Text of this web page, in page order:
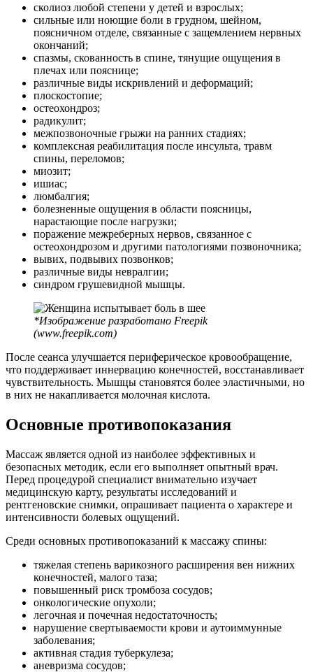
сколиоз любой степени у детей и взрослых;
сильные или ноющие боли в грудном, шейном,
поясничном отделе, связанные с защемлением нервных
окончаний;
спазмы, скованность в спине, тянущие ощущения в
плечах или пояснице;
различные виды искривлений и деформаций;
плоскостопие;
остеохондроз;
радикулит;
межпозвоночные грыжи на ранних стадиях;
комплексная реабилитация после инсульта, травм
спины, переломов;
миозит;
ишиас;
люмбалгия;
болезненные ощущения в области поясницы,
нарастающие после нагрузки;
поражение межреберных нервов, связанное с
остеохондрозом и другими патологиями позвоночника;
вывих, подвывих позвонков;
различные виды невралгии;
синдром грушевидной мышцы.
*Изображение разработано Freepik
(www.freepik.com)
После сеанса улучшается периферическое кровообращение,
что поддерживает иннервацию конечностей, восстанавливает
чувствительность. Мышцы становятся более эластичными, но
в них не накапливается молочная кислота.
Основные противопоказания
Массаж является одной из наиболее эффективных и
безопасных методик, если его выполняет опытный врач.
Перед процедурой специалист внимательно изучает
медицинскую карту, результаты исследований и
рентгеновские снимки, опрашивает пациента о характере и
интенсивности болевых ощущений.
Среди основных противопоказаний к массажу спины:
тяжелая степень варикозного расширения вен нижних
конечностей, малого таза;
повышенный риск тромбоза сосудов;
онкологические опухоли;
легочная и почечная недостаточность;
нарушение свертываемости крови и аутоиммунные
заболевания;
активная стадия туберкулеза;
аневризма сосудов;